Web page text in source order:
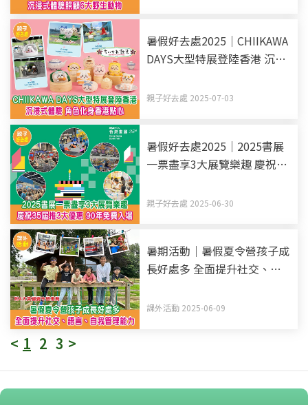
暑假好去處2025｜CHIIKAWA
DAYS大型特展登陸香港 沉浸
親子好去處 2025-07-03
暑假好去處2025｜2025書展
一票盡享3大展覽樂趣 慶祝35
場
親子好去處 2025-06-30
暑期活動｜暑假夏令營孩子成
長好處多 全面提升社交、語
夏令營推薦
課外活動 2025-06-09
< 1 2 3 >